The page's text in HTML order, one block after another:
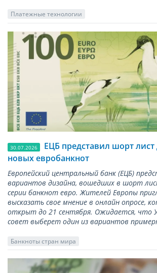
Платежные технологии
30.07.2026
ЕЦБ представил шорт
новых евробанкнот
Европейский центральный банк (ЕЦБ)
вариантов дизайна, вошедших в шорт
серии банкнот евро. Жителей Европы
высказать свое мнение в онлайн опросе,
открыт до 21 сентября. Ожидается, что
совет выберет один из вариантов
Банкноты стран мира